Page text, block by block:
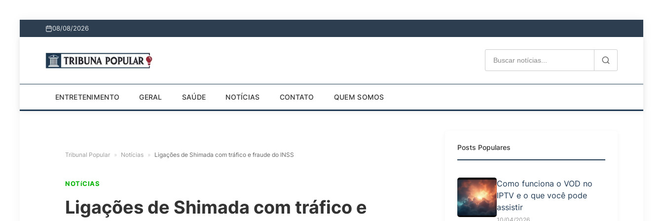
08/08/2026
ENTRETENIMENTO GERAL SAÚDE NOTÍCIAS CONTATO QUEM SOMOS
Tribunal Popular » Notícias » Ligações de Shimada com tráfico e fraude do INSS
NOTíCIAS
Ligações de Shimada com tráfico e
Posts Populares
Como funciona o VOD no
IPTV e o que você pode
assistir